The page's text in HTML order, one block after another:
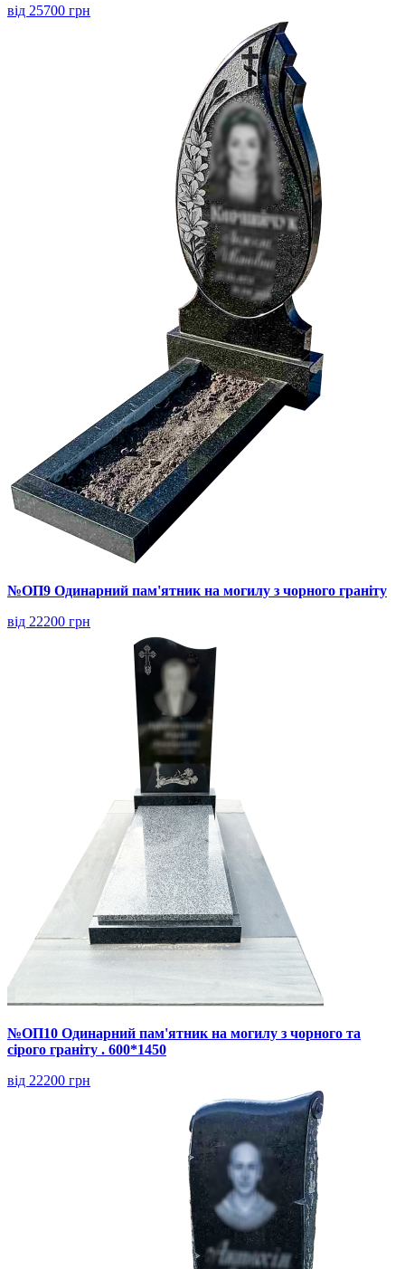
від 25700 грн
№ОП9 Одинарний пам'ятник на могилу з чорного граніту
від 22200 грн
№ОП10 Одинарний пам'ятник на могилу з чорного та
сірого граніту . 600*1450
від 22200 грн